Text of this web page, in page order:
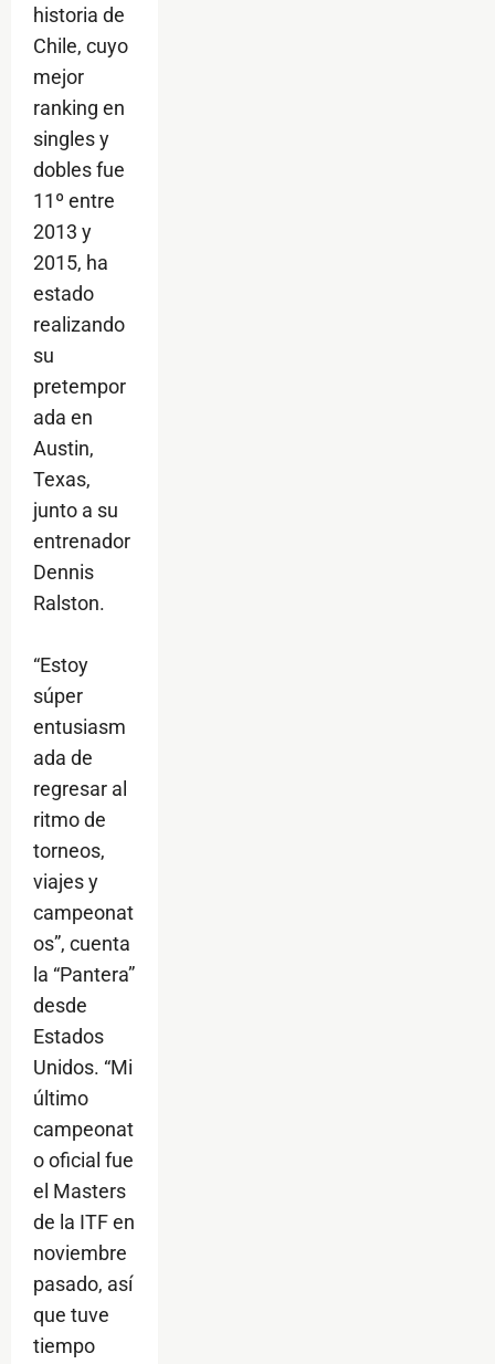
historia de
Chile, cuyo
mejor
ranking en
singles y
dobles fue
11º entre
2013 y
2015, ha
estado
realizando
su
pretempor
ada en
Austin,
Texas,
junto a su
entrenador
Dennis
Ralston.
“Estoy
súper
entusiasm
ada de
regresar al
ritmo de
torneos,
viajes y
campeonat
os”, cuenta
la “Pantera”
desde
Estados
Unidos. “Mi
último
campeonat
o oficial fue
el Masters
de la ITF en
noviembre
pasado, así
que tuve
tiempo